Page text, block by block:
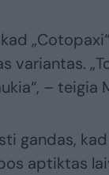
variantas.
– teigia
gandas,
aptiktas